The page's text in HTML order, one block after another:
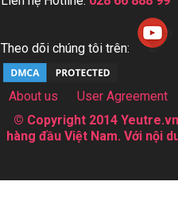
Theo dõi chúng tôi trên:
About us User Agreement
© Copyright 2014
hàng đầu Việt Nam. Với nội